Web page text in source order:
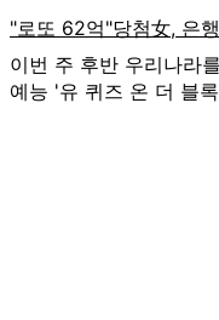
이번 주 후반 우리나라
예능 '유 퀴즈 온 더 블